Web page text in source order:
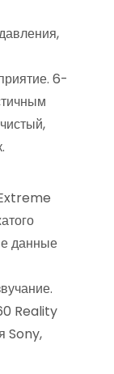
6-
данные
Reality
Sony,